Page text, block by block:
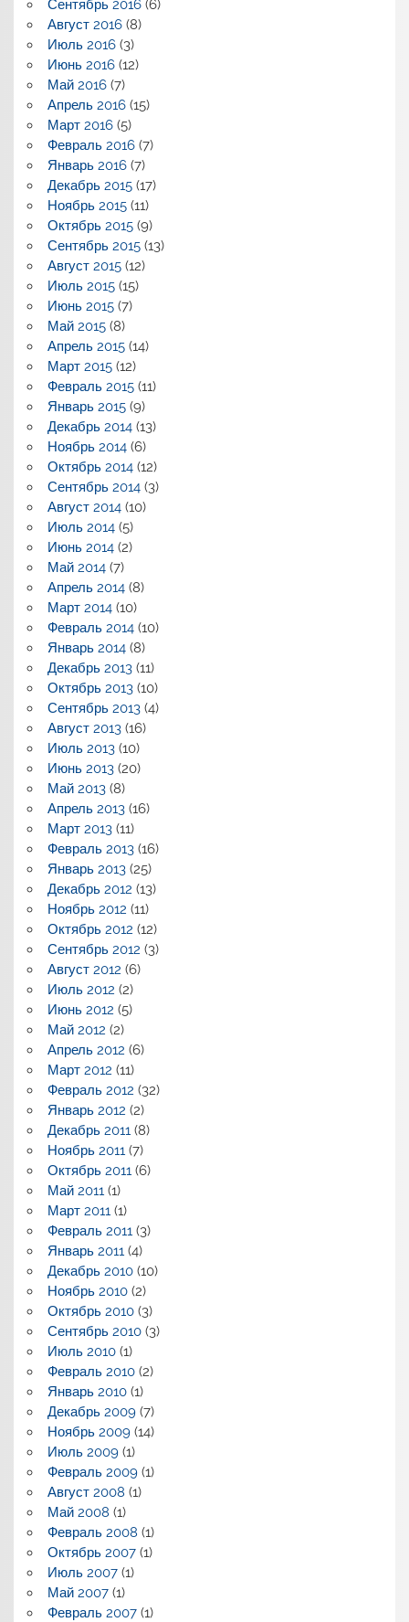
Сентябрь 2016(6)
Август 2016(8)
Июль 2016(3)
Июнь 2016(12)
Май 2016(7)
Апрель 2016(15)
Март 2016(5)
Февраль 2016(7)
Январь 2016(7)
Декабрь 2015(17)
Ноябрь 2015(11)
Октябрь 2015(9)
Сентябрь 2015(13)
Август 2015(12)
Июль 2015(15)
Июнь 2015(7)
Май 2015(8)
Апрель 2015(14)
Март 2015(12)
Февраль 2015(11)
Январь 2015(9)
Декабрь 2014(13)
Ноябрь 2014(6)
Октябрь 2014(12)
Сентябрь 2014(3)
Август 2014(10)
Июль 2014(5)
Июнь 2014(2)
Май 2014(7)
Апрель 2014(8)
Март 2014(10)
Февраль 2014(10)
Январь 2014(8)
Декабрь 2013(11)
Октябрь 2013(10)
Сентябрь 2013(4)
Август 2013(16)
Июль 2013(10)
Июнь 2013(20)
Май 2013(8)
Апрель 2013(16)
Март 2013(11)
Февраль 2013(16)
Январь 2013(25)
Декабрь 2012 (13)
Ноябрь 2012 (11)
Октябрь 2012 (12)
Сентябрь 2012 (3)
Август 2012 (6)
Июль 2012 (2)
Июнь 2012 (5)
Май 2012 (2)
Апрель 2012 (6)
Март 2012 (11)
Февраль 2012 (32)
Январь 2012 (2)
Декабрь 2011 (8)
Ноябрь 2011 (7)
Октябрь 2011 (6)
Май 2011 (1)
Март 2011 (1)
Февраль 2011 (3)
Январь 2011 (4)
Декабрь 2010(10)
Ноябрь 2010(2)
Октябрь 2010(3)
Сентябрь 2010(3)
Июль 2010(1)
Февраль 2010(2)
Январь 2010(1)
Декабрь 2009(7)
Ноябрь 2009(14)
Июль 2009(1)
Февраль 2009(1)
Август 2008 (1)
Май 2008 (1)
Февраль 2008 (1)
Октябрь 2007(1)
Июль 2007(1)
Май 2007(1)
Февраль 2007(1)